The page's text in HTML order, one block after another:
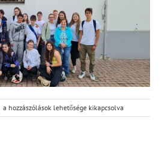
Ifjúsági
találkozó
a hozzászólások lehetősége kikapcsolva